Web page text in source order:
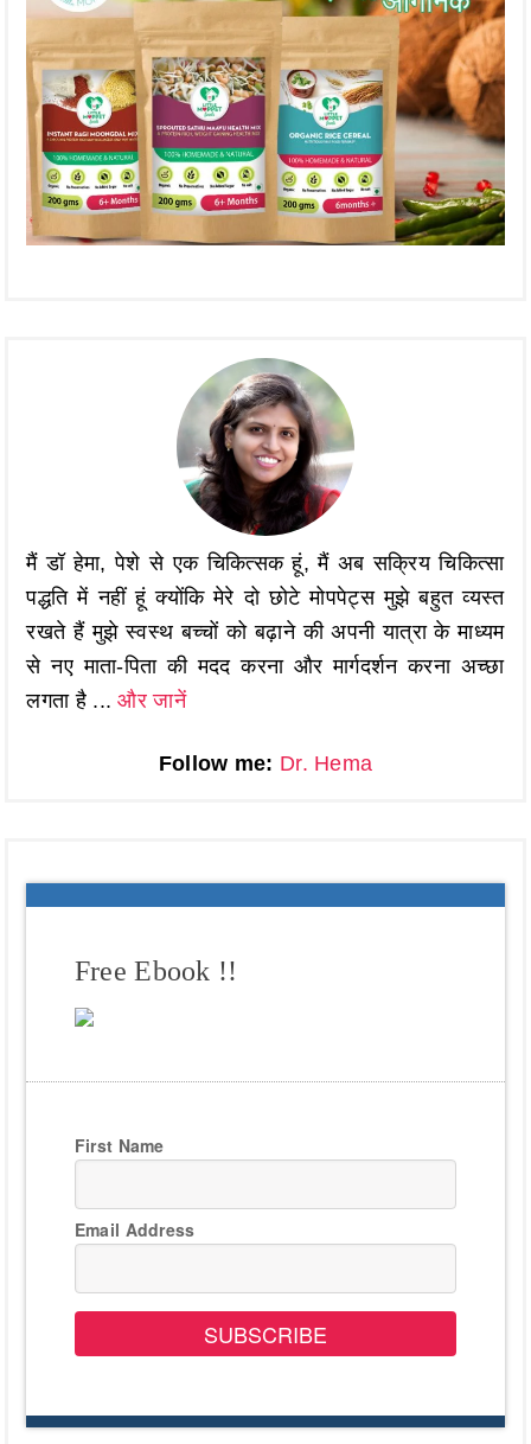
मैं डॉ हेमा, पेशे से एक चिकित्सक हूं, मैं अब सक्रिय चिकित्सा
पद्धति में नहीं हूं क्योंकि मेरे दो छोटे मोपपेट्स मुझे बहुत व्यस्त
रखते हैं मुझे स्वस्थ बच्चों को बढ़ाने की अपनी यात्रा के माध्यम
से नए माता-पिता की मदद करना और मार्गदर्शन करना अच्छा
लगता है ...और जानें
Follow me: Dr. Hema
Free Ebook !!
First Name
Email Address
SUBSCRIBE